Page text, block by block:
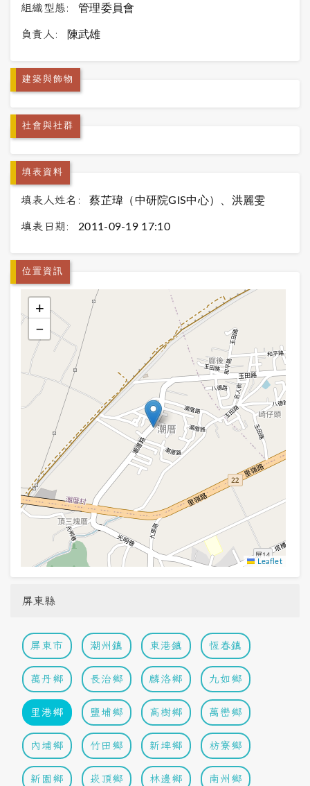
組織型態: 管理委員會
負責人: 陳武雄
建築與飾物
社會與社群
填表資料
填表人姓名: 蔡芷瑋（中研院GIS中心）、洪麗雯
填表日期: 2011-09-19 17:10
位置資訊
+
−
Leaflet
屏東縣
屏東市 潮州鎮 東港鎮 恆春鎮
萬丹鄉 長治鄉 麟洛鄉 九如鄉
里港鄉 鹽埔鄉 高樹鄉 萬巒鄉
內埔鄉 竹田鄉 新埤鄉 枋寮鄉
新園鄉 崁頂鄉 林邊鄉 南州鄉